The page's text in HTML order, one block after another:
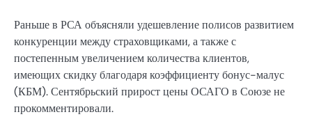
Раньше в РСА объясняли удешевление полисов развитием
конкуренции между страховщиками, а также с
постепенным увеличением количества клиентов,
имеющих скидку благодаря коэффициенту бонус-малус
(КБМ). Сентябрьский прирост цены ОСАГО в Союзе не
прокомментировали.